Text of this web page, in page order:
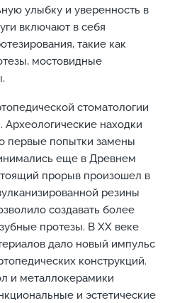
улыбку и уверенность в
включают в себя
такие как
мостовидные
стоматологии
Археологические находки
первые попытки замены
еще в Древнем
прорыв произошел в
резины
создавать более
протезы. В XX веке
дало новый импульс
конструкций.
и металлокерамики
и эстетические